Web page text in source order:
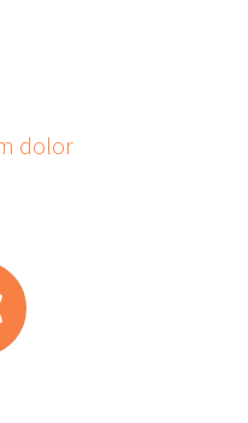
dolor